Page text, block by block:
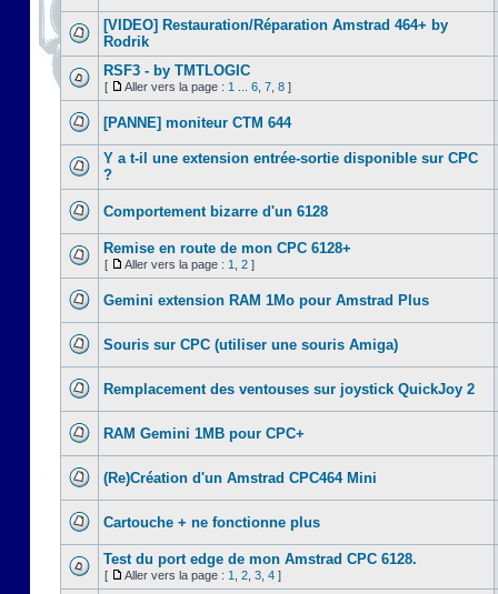
[VIDEO] Restauration/Réparation Amstrad 464+ by
Rodrik
RSF3 - by TMTLOGIC
[ Aller vers la page : 1 6 7 8 ]
[PANNE] moniteur CTM 644
Y a t-il une extension entrée-sortie disponible sur CPC
?
Comportement bizarre d'un 6128
Remise en route de mon CPC 6128+
[ Aller vers la page : 1 2 ]
Gemini extension RAM 1Mo pour Amstrad Plus
Souris sur CPC (utiliser une souris Amiga)
Remplacement des ventouses sur joystick QuickJoy 2
RAM Gemini 1MB pour CPC+
(Re)Création d'un Amstrad CPC464 Mini
Cartouche + ne fonctionne plus
Test du port edge de mon Amstrad CPC 6128.
[ Aller vers la page : 1 2 3 4 ]